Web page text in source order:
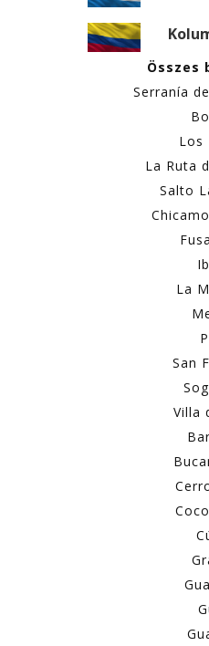
Összes
Serranía
Los
La Ruta
Salto
La
San
Villa